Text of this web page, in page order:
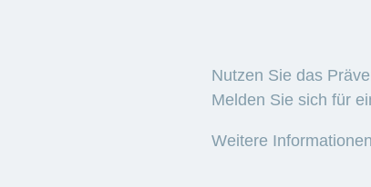
Nutzen Sie das
Melden Sie sich für
Weitere